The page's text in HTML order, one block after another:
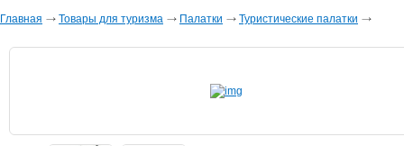
Главная Товары для туризма Палатки Туристические палатки